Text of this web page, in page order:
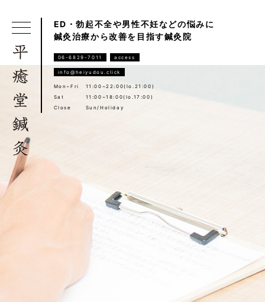
ED・勃起不全や男性不妊などの悩みに
鍼灸治療から改善を目指す鍼灸院
06-6829-7011 access
info@heiyudou.click
Mon~Fri
11:00~22:00(lo.21:00)
Sat
11:00~18:00(lo.17:00)
Close
Sun/Holiday